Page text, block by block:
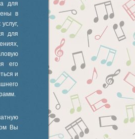
для
в
для
его
и
Вы